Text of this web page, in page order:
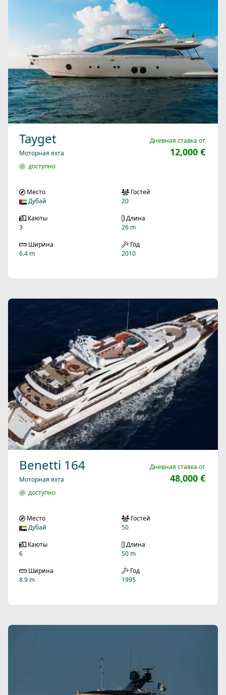
Tayget
Моторная яхта
доступно
Дневная ставка от
12,000 €
Место
Дубай
Гостей
20
Каюты
3
Длина
26 m
Ширина
6.4 m
Год
2010
Benetti 164
Моторная яхта
доступно
Дневная ставка от
48,000 €
Место
Дубай
Гостей
50
Каюты
6
Длина
50 m
Ширина
8.9 m
Год
1995